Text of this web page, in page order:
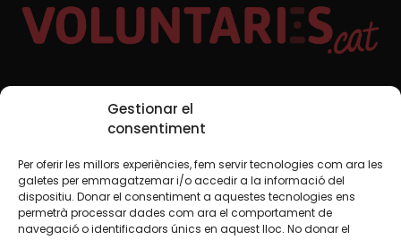
Gestionar el
consentiment
Per oferir les millors experiències, fem servir tecnologies com ara les
galetes per emmagatzemar i/o accedir a la informació del
dispositiu. Donar el consentiment a aquestes tecnologies ens
permetrà processar dades com ara el comportament de
navegació o identificadors únics en aquest lloc. No donar el
Xarxes Socials
TWT YTB IG FB IN